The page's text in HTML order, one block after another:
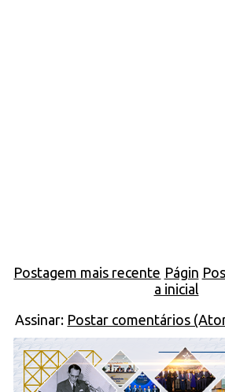
Postagem mais recente Págin
a inicial
Assinar: Postar comentários